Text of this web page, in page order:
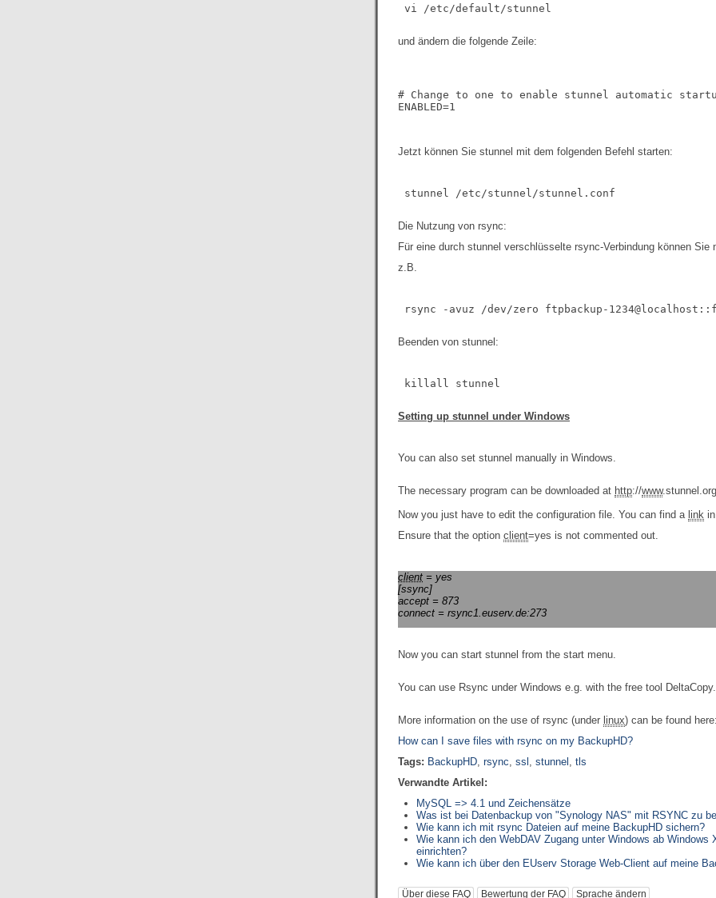
und ändern die folgende Zeile:
# Change to one to enable stunnel automatic
ENABLED=1
Jetzt können Sie stunnel mit dem folgenden Befehl starten:
Die Nutzung von rsync:
Für eine durch stunnel verschlüsselte rsync-Verbindung können
z.B.
Beenden von stunnel:
Setting up stunnel under Windows
You can also set stunnel manually in Windows.
The necessary program can be downloaded at http://www
Now you just have to edit the configuration file. You can find a link
Ensure that the option client=yes is not commented out.
client = yes
[ssync]
accept = 873
connect = rsync1.euserv.de:273
Now you can start stunnel from the start menu.
You can use Rsync under Windows e.g. with the free tool DeltaCopy.
More information on the use of rsync (under linux) can be found
How can I save files with rsync on my BackupHD?
Tags: BackupHD, rsync, ssl , stunnel , tls
Verwandte Artikel:
MySQL => 4.1 und Zeichensätze
Was ist bei Datenbackup von "Synology NAS" mit RSYNC zu
Wie kann ich mit rsync Dateien auf meine BackupHD sichern?
Wie kann ich den WebDAV Zugang unter Windows ab
einrichten?
Wie kann ich über den EUserv Storage Web-Client auf meine
Über diese FAQ Bewertung der FAQ Sprache ändern